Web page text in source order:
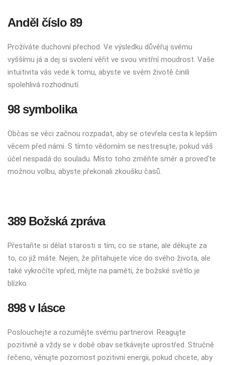
Anděl číslo 89
Prožíváte duchovní přechod. Ve výsledku důvěřuj svému
vyššímu já a dej si svolení věřit ve svou vnitřní moudrost. Vaše
intuitivita vás vede k tomu, abyste ve svém životě činili
spolehlivá rozhodnutí.
98 symbolika
Občas se věci začnou rozpadat, aby se otevřela cesta k lepším
věcem před námi. S tímto vědomím se nestresujte, pokud váš
účel nespadá do souladu. Místo toho změňte směr a proveďte
možnou volbu, abyste překonali zkoušku časů.
389 Božská zpráva
Přestaňte si dělat starosti s tím, co se stane, ale děkujte za
to, co již máte. Nejen, že přitahujete více do svého života, ale
také vykročíte vpřed, mějte na paměti, že božské světlo je
blízko.
898 v lásce
Poslouchejte a rozumějte svému partnerovi. Reagujte
pozitivně a vždy se v době obav setkávejte uprostřed. Stručně
řečeno, věnujte pozornost pozitivní energii, pokud chcete, aby